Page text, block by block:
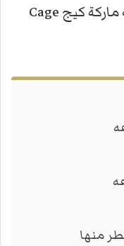
مفعمة بالإشراق والتفاؤل أطلقته ماركة كيج Cage
منها